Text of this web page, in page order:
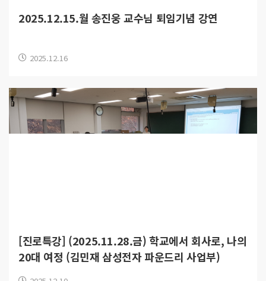
2025.12.15.월 송진웅 교수님 퇴임기념 강연
2025.12.16
[진로특강] (2025.11.28.금) 학교에서 회사로, 나의
20대 여정 (김민재 삼성전자 파운드리 사업부)